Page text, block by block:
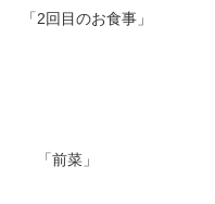
「2回目のお食事」
「前菜」